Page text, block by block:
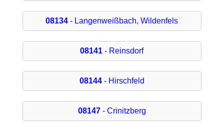
08134 - Langenweißbach, Wildenfels
08141 - Reinsdorf
08144- Hirschfeld
08147- Crinitzberg